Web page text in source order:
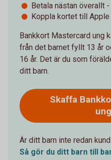
Betala nästan överallt
Koppla kortet till
Bankkort Mastercard ung
från det barnet fyllt 13 år
16 år. Det är du som
ditt barn.
Skaffa
ung
Är ditt barn inte redan
Så gör du ditt barn till